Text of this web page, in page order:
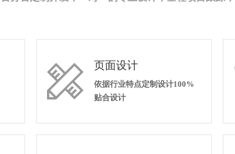
 页面设计
依据行业特点定制设计100%
贴合设计